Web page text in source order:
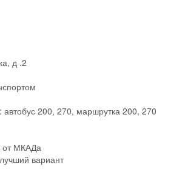
д .2
автобус 200, 270, маршрутка 200, 270
от МКАДа
вариант